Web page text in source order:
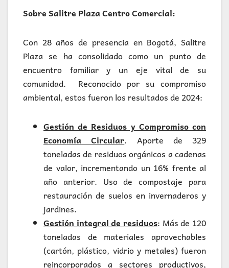
Sobre Salitre Plaza Centro Comercial:
Con 28 años de presencia en Bogotá, Salitre
Plaza se ha consolidado como un punto de
encuentro familiar y un eje vital de su
comunidad. Reconocido por su compromiso
ambiental, estos fueron los resultados de 2024:
Gestión de Residuos y Compromiso con
Economía Circular. Aporte de 329
toneladas de residuos orgánicos a cadenas
de valor, incrementando un 16% frente al
año anterior. Uso de compostaje para
restauración de suelos en invernaderos y
jardines.
Gestión integral de residuos: Más de 120
toneladas de materiales aprovechables
(cartón, plástico, vidrio y metales) fueron
reincorporados a sectores productivos,